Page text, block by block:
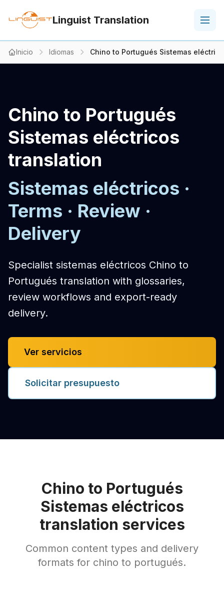
Linguist Translation
Inicio Idiomas Chino to Portugués Sistemas
Chino to Portugués
Sistemas eléctricos
translation
Sistemas eléctricos ·
Terms · Review ·
Delivery
Specialist sistemas eléctricos Chino to
Portugués translation with glossaries,
review workflows and export-ready
delivery.
Ver servicios
Solicitar presupuesto
Chino to Portugués
Sistemas eléctricos
translation services
Common content types and delivery
formats for chino to portugués.